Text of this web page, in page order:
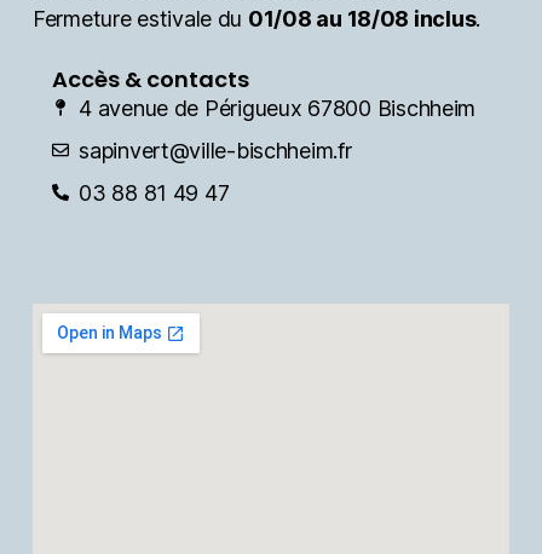
Fermeture estivale du 01/08 au 18/08 inclus.
Accès & contacts
4 avenue de Périgueux 67800 Bischheim
sapinvert@ville-bischheim.fr
03 88 81 49 47